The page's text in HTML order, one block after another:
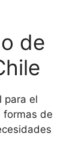
de
para el
formas de